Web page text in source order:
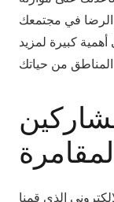
الرضا في مجتمعك
كبيرة لمزيد
الذي قمنا